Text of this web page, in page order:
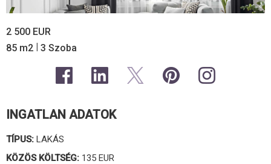
2 500 EUR
85 m2 | 3 Szoba
INGATLAN ADATOK
TÍPUS: LAKÁS
KÖZÖS KÖLTSÉG: 135 EUR